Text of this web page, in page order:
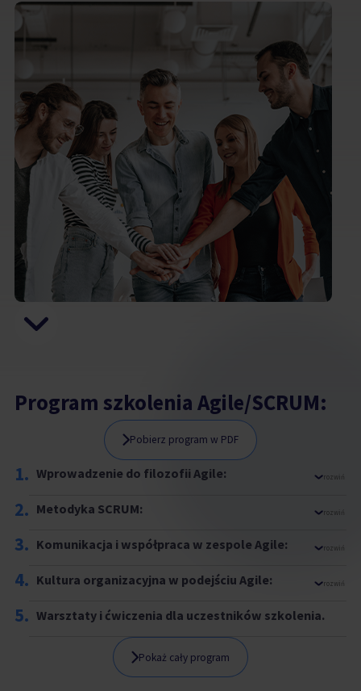
Program szkolenia Agile/SCRUM:
Pobierz program w PDF
1. Wprowadzenie do filozofii Agile: rozwiń
2. Metodyka SCRUM: rozwiń
3. Komunikacja i współpraca w zespole Agile: rozwiń
4. Kultura organizacyjna w podejściu Agile: rozwiń
5. Warsztaty i ćwiczenia dla uczestników szkolenia.
Pokaż cały program